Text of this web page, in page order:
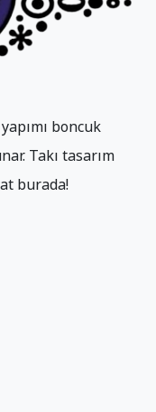
boncuk
Takı tasarım
burada!